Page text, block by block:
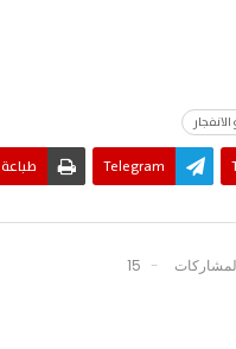
Telegram طباعة
15